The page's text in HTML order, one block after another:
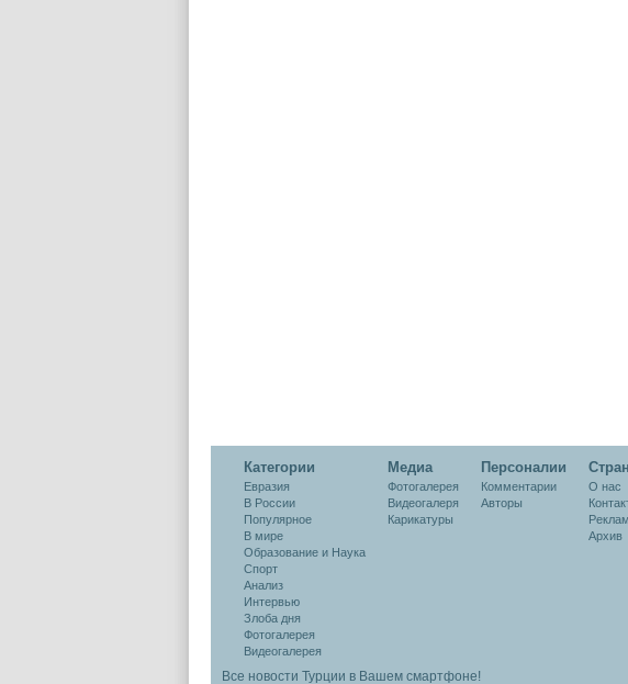
Категории
Евразия
В России
Популярное
В мире
Образование и Наука
Спорт
Анализ
Интервью
Злоба дня
Фотогалерея
Видеогалерея
Медиа
Фотогалерея
Видеогалеря
Карикатуры
Персоналии
Комментарии
Авторы
О нас
Архив
Все новости Турции в Вашем смартфоне!